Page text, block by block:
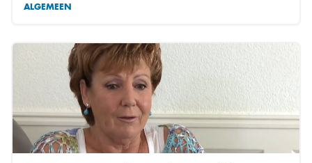
ALGEMEEN